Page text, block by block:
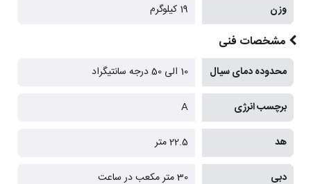
وزن 19 کیلوگرم
مشخصات فنی
محدوده دمای سیال 10 الی 50 درجه سانتیگراد
برچسب انرژی A
هد 22.5 متر
دبی 30 متر مکعب در ساعت